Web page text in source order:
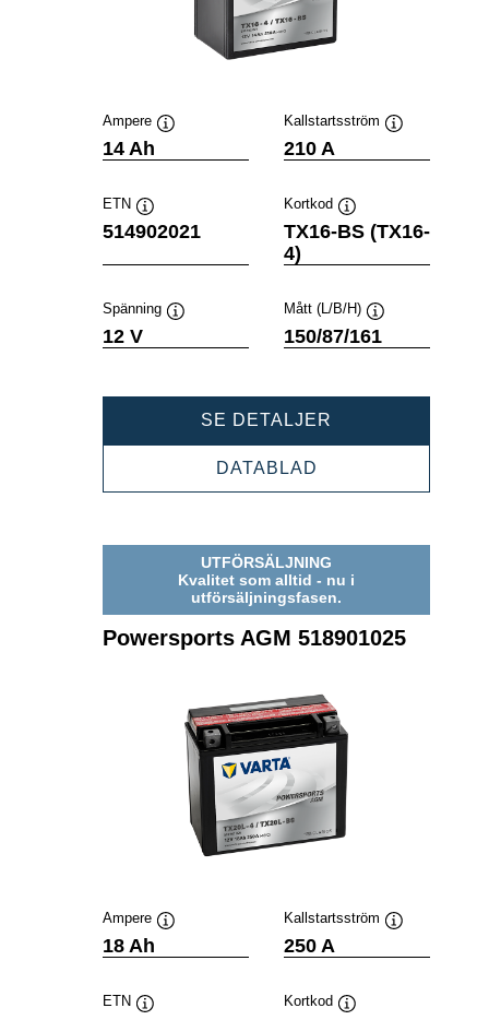
Ampere
14 Ah
Kallstartsström
210 A
ETN
Verktygstips
514902021
Kortkod
Verktygstips
TX16-BS (TX16-
4)
Spänning
12 V
Mått (L/B/H)
Verktygstips
150/87/161
SE DETALJER
DATABLAD
UTFÖRSÄLJNING
Kvalitet som alltid - nu i
utförsäljningsfasen.
Powersports AGM 518901025
Ampere
18 Ah
Kallstartsström
250 A
ETN
Kortkod